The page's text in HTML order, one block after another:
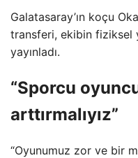
Galatasaray’ın koçu
transferi, ekibin fiziksel
yayınladı.
“Sporcu
arttırmalıyız”
“Oyunumuz zor ve bir